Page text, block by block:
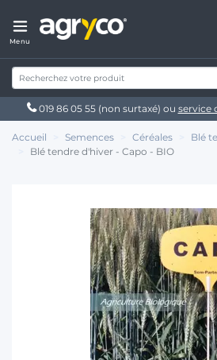
Menu
019 86 05 55 (non surtaxé) ou service
Accueil Semences Céréales
Blé
Blé tendre d'hiver - Capo - BIO